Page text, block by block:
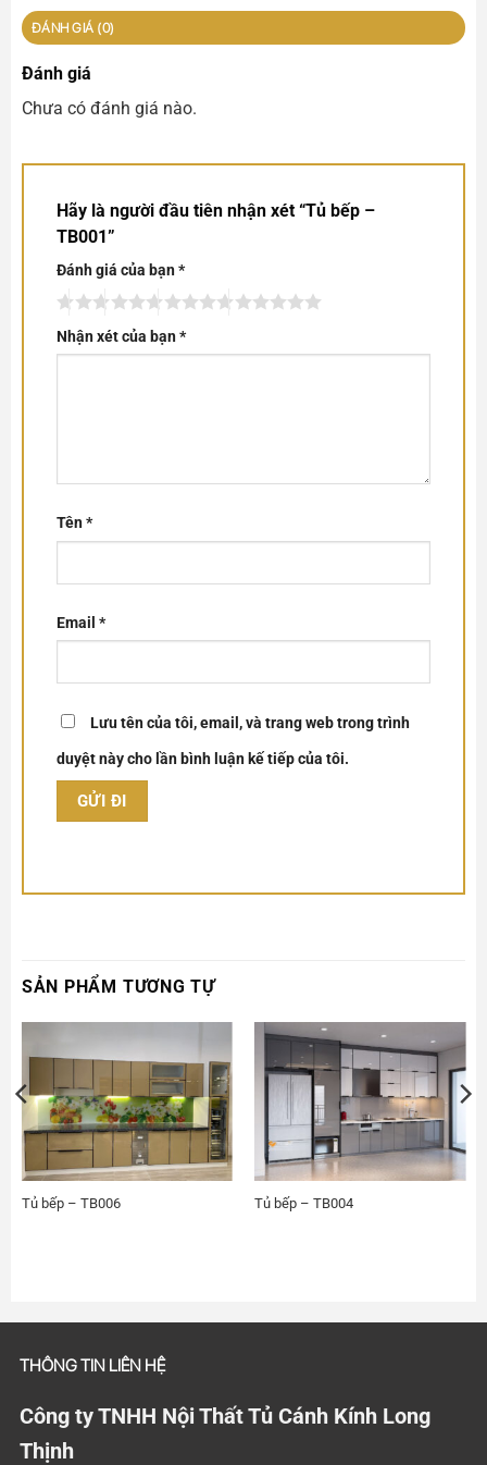
ĐÁNH GIÁ (0)
Đánh giá
Chưa có đánh giá nào.
Hãy là người đầu tiên nhận xét “Tủ bếp –
TB001”
Đánh giá của bạn*
Nhận xét của bạn*
Tên*
Email *
Lưu tên của tôi, email, và trang web trong trình
duyệt này cho lần bình luận kế tiếp của tôi.
SẢN PHẨM TƯƠNG TỰ
Tủ bếp – TB006 Tủ bếp – TB004
THÔNG TIN LIÊN HỆ
Công ty TNHH Nội Thất Tủ Cánh Kính Long
Thịnh